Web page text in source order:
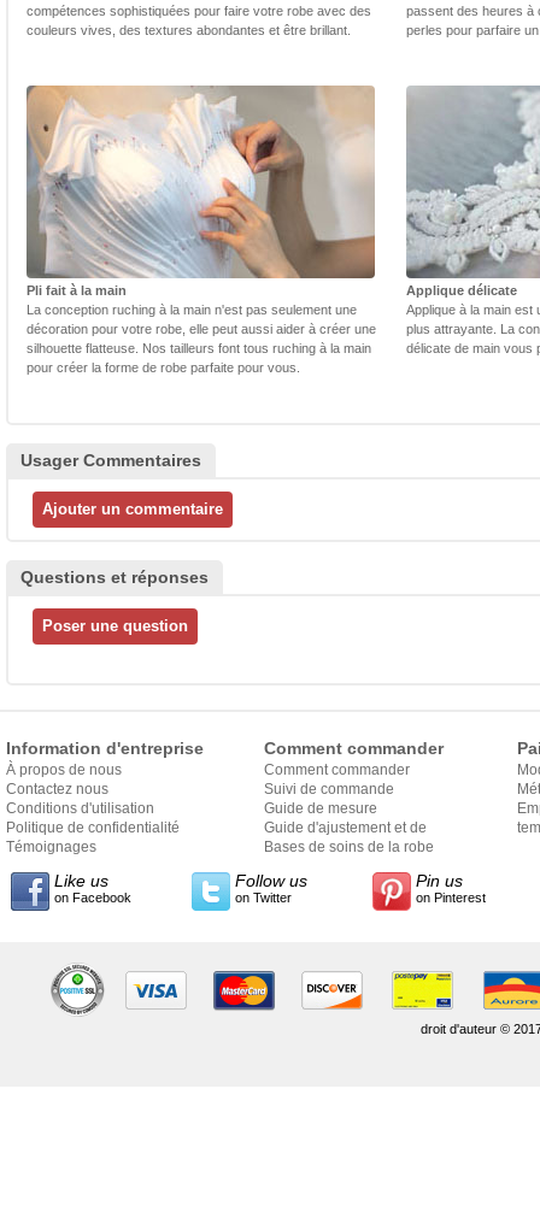
compétences sophistiquées pour faire votre robe avec des
couleurs vives, des textures abondantes et être brillant.
passent des heures à
perles pour parfaire
Pli fait à la main
La conception ruching à la main n'est pas seulement une
décoration pour votre robe, elle peut aussi aider à créer une
silhouette flatteuse. Nos tailleurs font tous ruching à la main
pour créer la forme de robe parfaite pour vous.
Applique délicate
Applique à la main est
plus attrayante. La
délicate de main vous
Usager Commentaires
Questions et réponses
Information d'entreprise
À propos de nous
Contactez nous
Conditions d'utilisation
Politique de confidentialité
Témoignages
Comment commander
Comment commander
Suivi de commande
Guide de mesure
Guide d'ajustement et de
style
Bases de soins de la robe
Like us
on Facebook
Follow us
on Twitter
Pin us
on Pinterest
droit d'auteur ©